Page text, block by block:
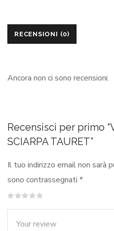
RECENSIONI (0)
Ancora non ci sono recensioni.
Recensisci per primo
SCIARPA TAURET”
Il tuo indirizzo email non sarà
sono contrassegnati *